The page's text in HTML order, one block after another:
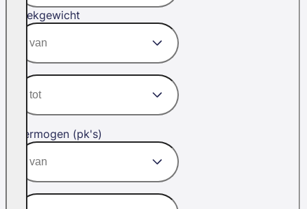
Trekgewicht
Vermogen (pk's)